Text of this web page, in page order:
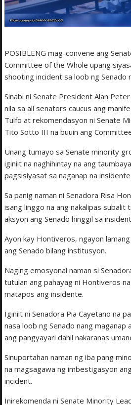
POSIBLENG mag-convene ang
Committee of the Whole upang
shooting incident sa loob ng Senado
Sinabi ni Senate President Alan
nila sa all senators caucus ang
Tulfo at rekomendasyon ni Senate
Tito Sotto III na buuin ang
Unang tumayo sa Senate minority
iginiit na naghihintay na ang
pagsisiyasat sa naganap na insidente.
Sa panig naman ni Senadora Risa
isang linggo na ang nakalipas subalit
aksyon ang Senado hinggil sa
Ayon kay Hontiveros, ngayon
ang Senado bilang institusyon.
Naging emosyonal naman si
tutulan ang pahayag ni Hontiveros
matapos ang insidente.
Iginiit ni Senadora Pia Cayetano na
nasa loob ng Senado nang maganap
ang pangyayari dahil nakaranas
Sinuportahan naman ng iba pang
na magsagawa ng imbestigasyon
incident.
Inirekomenda ni Senate Minority